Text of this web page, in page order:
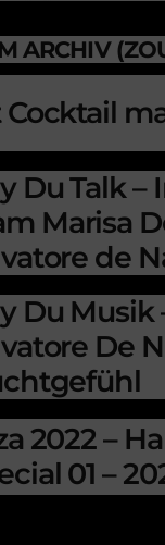
ARCHIV
Cocktail
Du Talk
Marisa
de
Du Musik
De
2022 –
01 –